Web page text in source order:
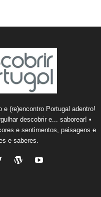
e (re)encontro Portugal adentro!
descobrir e... saborear! •
e sentimentos, paisagens e
e saberes.